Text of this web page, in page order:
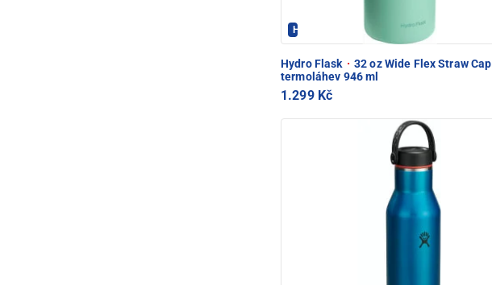
Hydroflask - PEC POD SNĚŽKOU
Hydro Flask · 32 oz Wide Flex Straw Cap
termoláhev 946 ml
1.299 Kč